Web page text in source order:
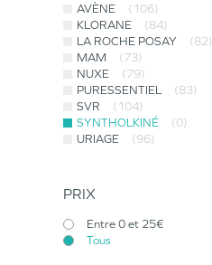
AVÈNE
(106)
KLORANE
(84)
LA ROCHE POSAY
(82)
MAM
(73)
NUXE
(79)
PURESSENTIEL
(83)
SVR
(104)
SYNTHOLKINÉ
(0)
URIAGE
(96)
PRIX
Entre 0 et 25€
Tous